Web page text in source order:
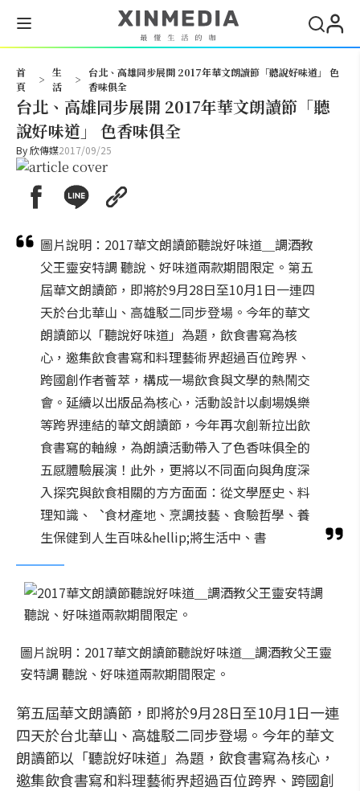
首
頁
>
生
活
>
台北、高雄同步展開 2017年華文朗讀節「聽說好味道」 色
香味俱全
台北、高雄同步展開 2017年華文朗讀節「聽
說好味道」 色香味俱全
By欣傳媒2017/09/25
圖片說明：2017華文朗讀節聽說好味道＿調酒教
父王靈安特調 聽說、好味道兩款期間限定。第五
屆華文朗讀節，即將於9月28日至10月1日一連四
天於台北華山、高雄駁二同步登場。今年的華文
朗讀節以「聽說好味道」為題，飲食書寫為核
心，邀集飲食書寫和料理藝術界超過百位跨界、
跨國創作者薈萃，構成一場飲食與文學的熱鬧交
會。延續以出版品為核心，活動設計以劇場娛樂
等跨界連結的華文朗讀節，今年再次創新拉出飲
食書寫的軸線，為朗讀活動帶入了色香味俱全的
五感體驗展演！此外，更將以不同面向與角度深
入探究與飲食相關的方方面面：從文學歷史、料
理知識、︑食材產地、烹調技藝、食驗哲學、養
生保健到人生百味&hellip;將生活中、書
圖片說明：2017華文朗讀節聽說好味道＿調酒教父王靈
安特調 聽說、好味道兩款期間限定。
第五屆華文朗讀節，即將於9月28日至10月1日一連
四天於台北華山、高雄駁二同步登場。今年的華文
朗讀節以「聽說好味道」為題，飲食書寫為核心，
邀集飲食書寫和料理藝術界超過百位跨界、跨國創